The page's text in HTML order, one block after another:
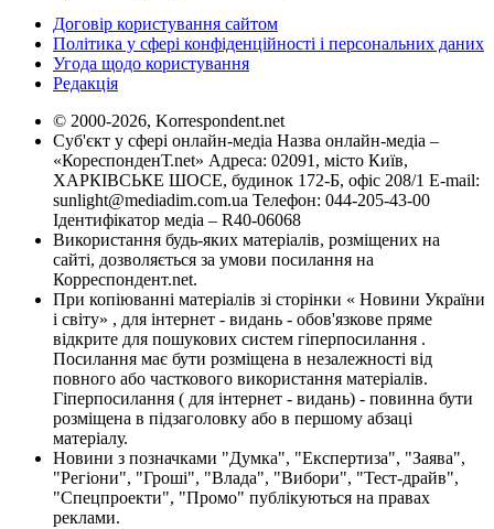
Договір користування сайтом
Політика у сфері конфіденційності і персональних даних
Угода щодо користування
Редакція
© 2000-2026, Korrespondent.net
Суб'єкт у сфері онлайн-медіа Назва онлайн-медіа –
«КореспонденТ.net» Адреса: 02091, місто Київ,
ХАРКІВСЬКЕ ШОСЕ, будинок 172-Б, офіс 208/1 E-mail:
sunlight@mediadim.com.ua Телефон: 044-205-43-00
Ідентифікатор медіа – R40-06068
Використання будь-яких матеріалів, розміщених на
сайті, дозволяється за умови посилання на
Корреспондент.net.
При копіюванні матеріалів зі сторінки « Новини України
і світу» , для інтернет - видань - обов'язкове пряме
відкрите для пошукових систем гіперпосилання .
Посилання має бути розміщена в незалежності від
повного або часткового використання матеріалів.
Гіперпосилання ( для інтернет - видань) - повинна бути
розміщена в підзаголовку або в першому абзаці
матеріалу.
Новини з позначками "Думка", "Експертиза", "Заява",
"Регіони", "Гроші", "Влада", "Вибори", "Тест-драйв",
"Спецпроекти", "Промо" публікуються на правах
реклами.